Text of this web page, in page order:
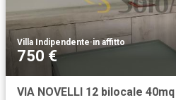
Villa Indipendente·in affitto
750 €
VIA NOVELLI 12 bilocale 40mq